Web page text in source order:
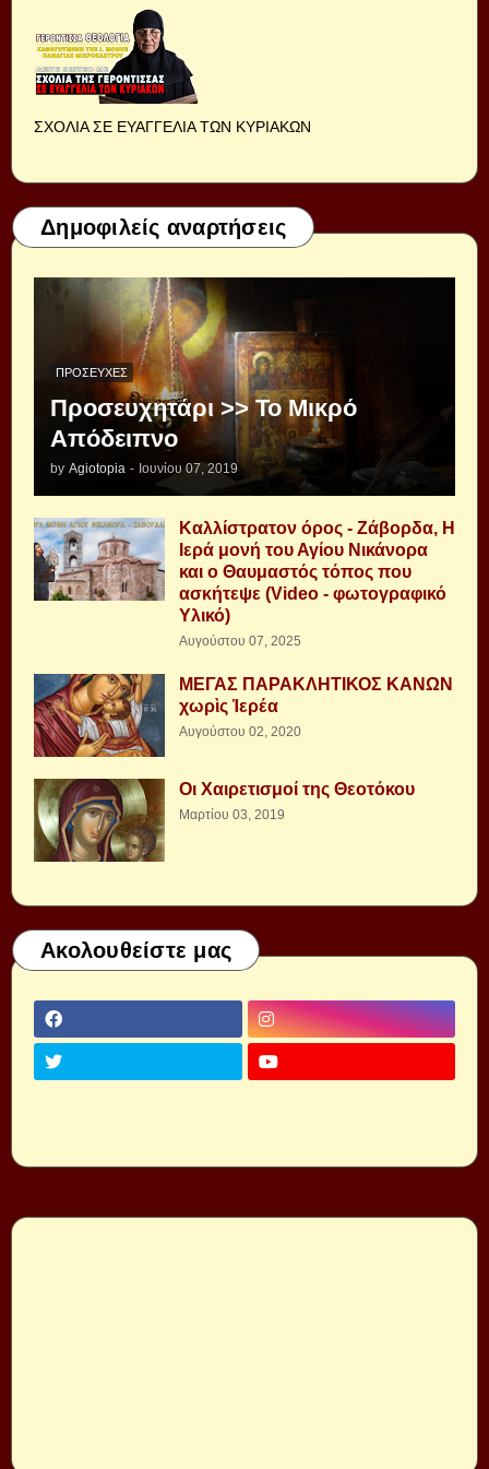
ΣΧΟΛΙΑ ΣΕ ΕΥΑΓΓΕΛΙΑ ΤΩΝ ΚΥΡΙΑΚΩΝ
Δημοφιλείς αναρτήσεις
ΠΡΟΣΕΥΧΈΣ
Προσευχητάρι >> Το Μικρό
Απόδειπνο
by Agiotopia - Ιουνίου 07, 2019
Καλλίστρατον όρος - Ζάβορδα, Η
Ιερά μονή του Αγίου Νικάνορα
και ο Θαυμαστός τόπος που
ασκήτεψε (Video - φωτογραφικό
Υλικό)
Αυγούστου 07, 2025
ΜΕΓΑΣ ΠΑΡΑΚΛΗΤΙΚΟΣ ΚΑΝΩΝ
χωρὶς Ἱερέα
Αυγούστου 02, 2020
Οι Χαιρετισμοί της Θεοτόκου
Μαρτίου 03, 2019
Ακολουθείστε μας